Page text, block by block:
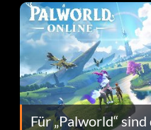
Für „Palworld“